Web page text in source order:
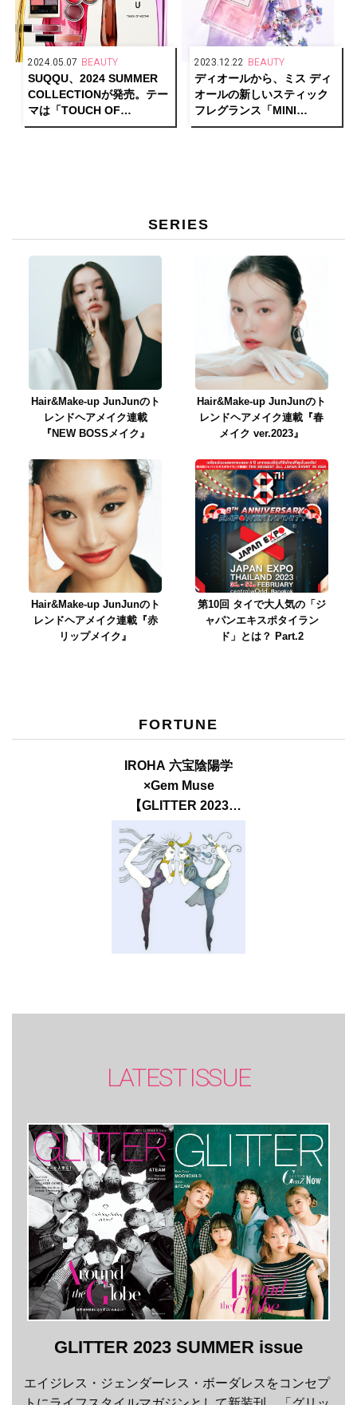
2024.05.07 BEAUTY
SUQQU、2024 SUMMER
COLLECTIONが発売。テー
マは「TOUCH OF
NECTAR」
2023.12.22 BEAUTY
ディオールから、ミス ディ
オールの新しいスティック
フレグランス「MINI
MISS」誕生
SERIES
Hair&Make-up JunJunのト
レンドヘアメイク連載
『NEW BOSSメイク』
Hair&Make-up JunJunのト
レンドヘアメイク連載『春
メイク ver.2023』
Hair&Make-up JunJunのト
レンドヘアメイク連載『赤
リップメイク』
第10回 タイで大人気の「ジ
ャパンエキスポタイラン
ド」とは？ Part.2
FORTUNE
IROHA 六宝陰陽学
×Gem Muse
【GLITTER 2023
SUMMER issue】
LATEST ISSUE
GLITTER 2023 SUMMER issue
エイジレス・ジェンダーレス・ボーダレスをコンセプ